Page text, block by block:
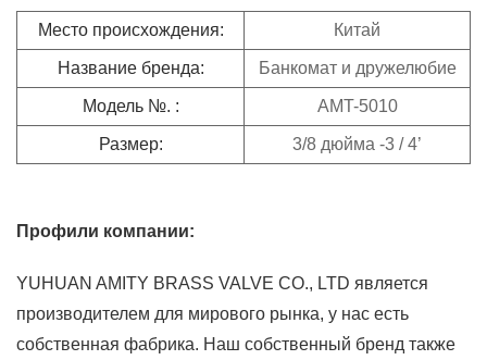
Место происхождения: Китай
Название бренда: Банкомат и дружелюбие
Модель №. : AMT-5010
Размер: 3/8 дюйма -3 / 4’
Профили компании:
YUHUAN AMITY BRASS VALVE CO., LTD является
производителем для мирового рынка, у нас есть
собственная фабрика. Наш собственный бренд также